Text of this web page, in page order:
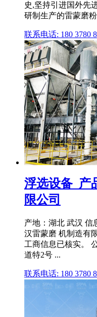
史,坚持引进国外先
研制生产的雷蒙磨
联系电话: 180 3780
浮选设备_产
限公司
产地：湖北 武汉 信
汉雷蒙磨 机制造有
工商信息已核实。
道特2号 ...
联系电话: 180 3780